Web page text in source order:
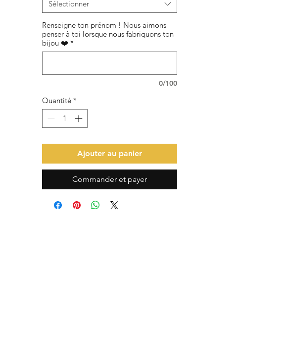
Sélectionner
Renseigne ton prénom ! Nous aimons
penser à toi lorsque nous fabriquons ton
bijou ❤️ *
0/100
Quantité *
Ajouter au panier
Commander et payer